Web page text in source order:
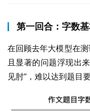
第一回合：字数
在回顾去年大模型在
且显著的问题浮现出
见肘”，难以达到题目